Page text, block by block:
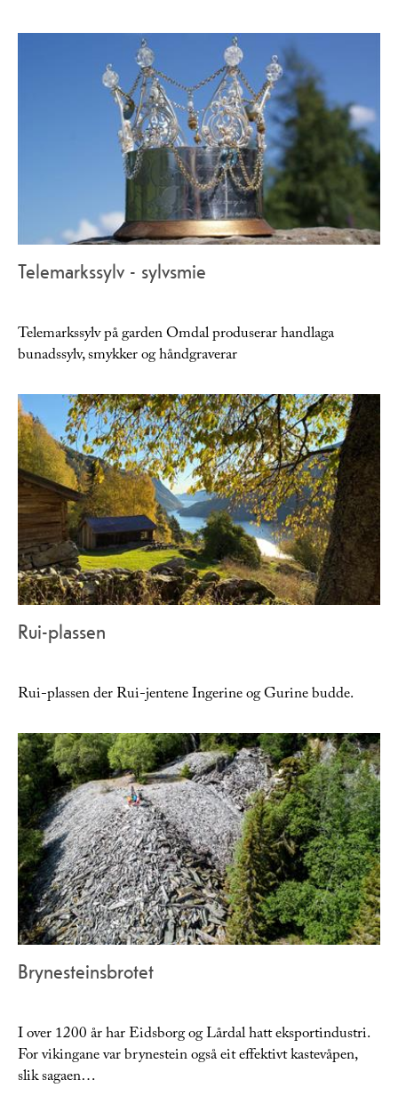
Telemarkssylv - sylvsmie
Telemarkssylv på garden Omdal produserar handlaga
bunadssylv, smykker og håndgraverar
Rui-plassen
Rui-plassen der Rui-jentene Ingerine og Gurine budde.
Brynesteinsbrotet
I over 1200 år har Eidsborg og Lårdal hatt eksportindustri.
For vikingane var brynestein også eit effektivt kastevåpen,
slik sagaen…